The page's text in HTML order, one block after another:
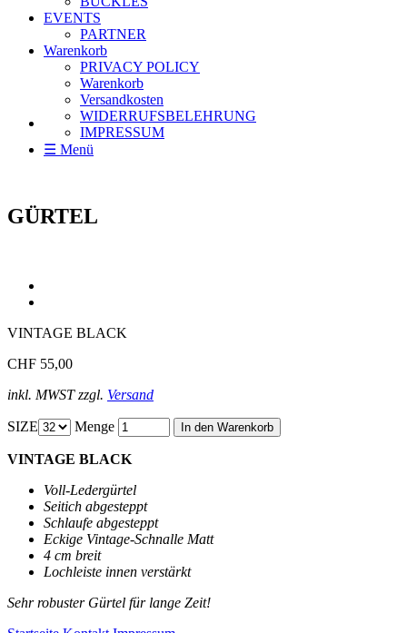
EVENTS
PARTNER
Warenkorb
PRIVACY POLICY
Warenkorb
Versandkosten
WIDERRUFSBELEHRUNG
IMPRESSUM
☰ Menü
GÜRTEL
VINTAGE BLACK
CHF 55,00
inkl. MWST zzgl. Versand
SIZE Menge
VINTAGE BLACK
Voll-Ledergürtel
Seitich abgesteppt
Schlaufe abgesteppt
Eckige Vintage-Schnalle Matt
4 cm breit
Lochleiste innen verstärkt
Sehr robuster Gürtel für lange Zeit!